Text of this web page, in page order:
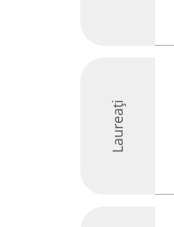
Laureați